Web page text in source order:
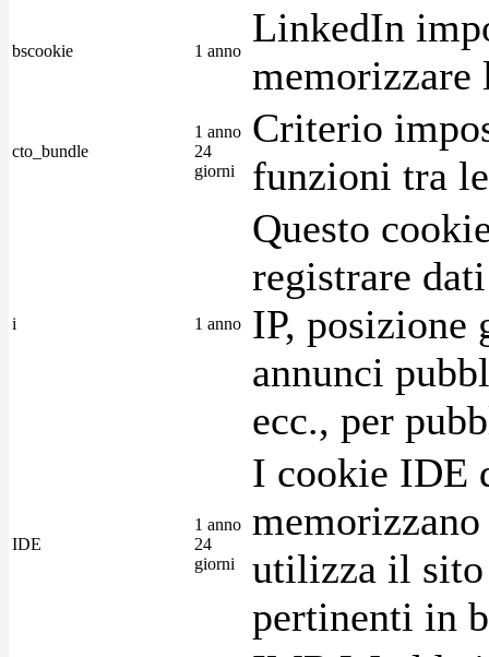
bscookie 1 anno
LinkedIn
memorizzare
cto_bundle
1 anno
24
giorni
Criterio
funzioni tra
i 1 anno
Questo
registrare
IP, posizione
annunci
ecc., per
IDE
1 anno
24
giorni
I cookie IDE
utilizza il sito
pertinenti in